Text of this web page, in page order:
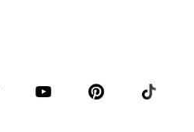
Premium